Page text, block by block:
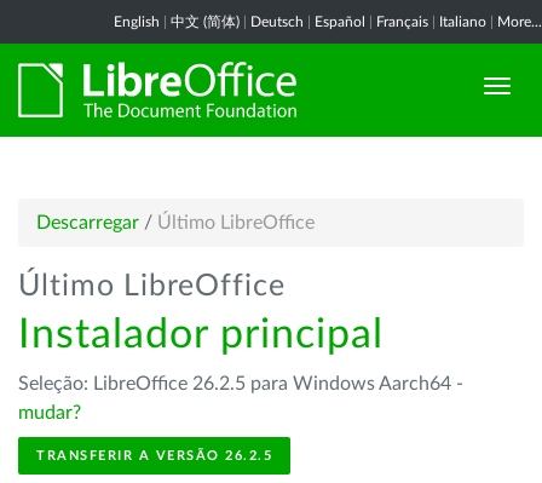
English 中文 (简体) Deutsch Español Français Italiano More...
Descarregar / Último LibreOffice
Último LibreOffice
Instalador principal
Seleção: LibreOffice 26.2.5 para Windows Aarch64 -
mudar?
TRANSFERIR A VERSÃO 26.2.5